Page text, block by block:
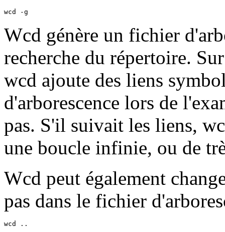
wcd -g
Wcd génère un fichier
recherche du répertoire.
wcd ajoute des liens
d'arborescence lors de
pas. S'il suivait les liens,
une boucle infinie, ou de
Wcd peut également
pas dans le fichier
wcd ..